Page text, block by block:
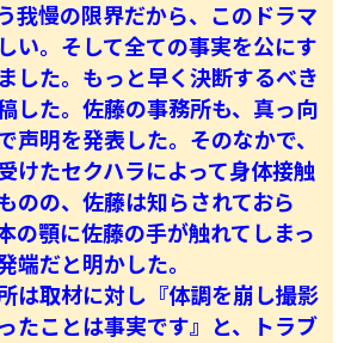
我慢の限界だから、このドラマ
い。そして全ての事実を公にす
した。もっと早く決断するべき
した。佐藤の事務所も、真っ向
声明を発表した。そのなかで、
けたセクハラによって身体接触
のの、佐藤は知らされておら
の顎に佐藤の手が触れてしまっ
端だと明かした。
は取材に対し『体調を崩し撮影
たことは事実です』と、トラブ